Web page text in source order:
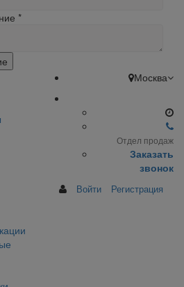
*
Москва
Отдел продаж
Заказать
звонок
Войти Регистрация